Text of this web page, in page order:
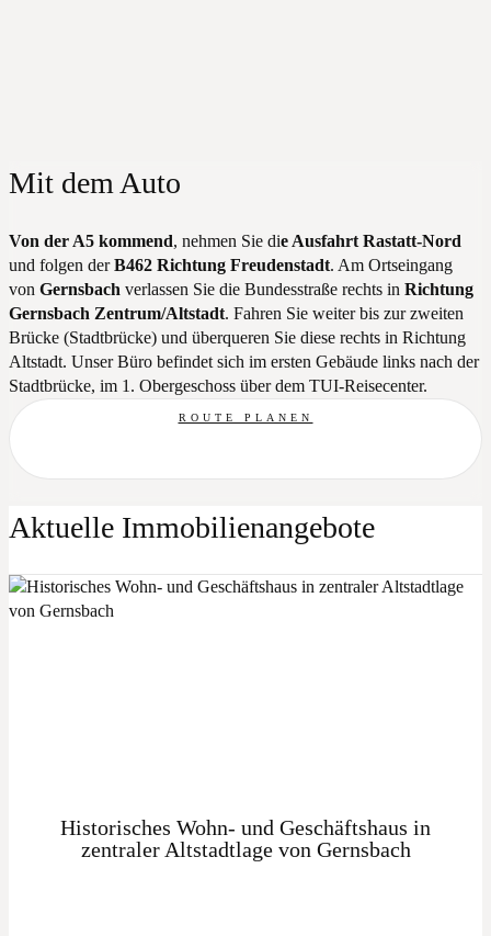
Mit dem Auto
Von der A5 kommend, nehmen Sie die Ausfahrt Rastatt-Nord
und folgen derB462 Richtung Freudenstadt. Am Ortseingang
von Gernsbach verlassen Sie die Bundesstraße rechts in Richtung
Gernsbach Zentrum/Altstadt. Fahren Sie weiter bis zur zweiten
Brücke (Stadtbrücke) und überqueren Sie diese rechts in Richtung
Altstadt. Unser Büro befindet sich im ersten Gebäude links nach der
Stadtbrücke, im 1. Obergeschoss über dem TUI-Reisecenter.
ROUTE PLANEN
Aktuelle Immobilienangebote
Historisches Wohn- und Geschäftshaus in
zentraler Altstadtlage von Gernsbach